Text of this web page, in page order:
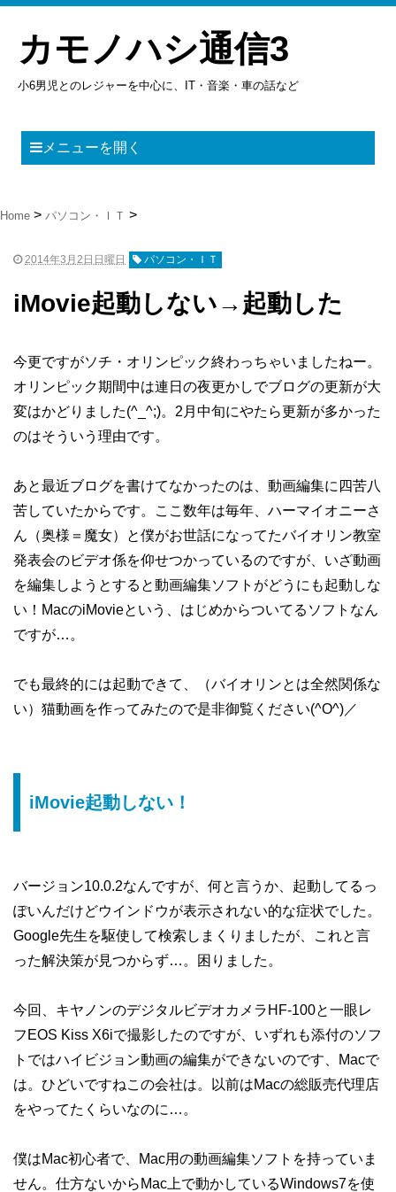
カモノハシ通信3
小6男児とのレジャーを中心に、IT・音楽・車の話など
メニューを開く
Home パソコン・ＩＴ
2014年3月2日日曜日 パソコン・ＩＴ
iMovie起動しない→起動した
今更ですがソチ・オリンピック終わっちゃいましたねー。
オリンピック期間中は連日の夜更かしでブログの更新が大
変はかどりました(^_^;)。2月中旬にやたら更新が多かった
のはそういう理由です。
あと最近ブログを書けてなかったのは、動画編集に四苦八
苦していたからです。ここ数年は毎年、ハーマイオニーさ
ん（奥様＝魔女）と僕がお世話になってたバイオリン教室
発表会のビデオ係を仰せつかっているのですが、いざ動画
を編集しようとすると動画編集ソフトがどうにも起動しな
い！MacのiMovieという、はじめからついてるソフトなん
ですが…。
でも最終的には起動できて、（バイオリンとは全然関係な
い）猫動画を作ってみたので是非御覧ください(^O^)／
iMovie起動しない！
バージョン10.0.2なんですが、何と言うか、起動してるっ
ぽいんだけどウインドウが表示されない的な症状でした。
Google先生を駆使して検索しまくりましたが、これと言
った解決策が見つからず…。困りました。
今回、キヤノンのデジタルビデオカメラHF-100と一眼レ
フEOS Kiss X6iで撮影したのですが、いずれも添付のソフ
トではハイビジョン動画の編集ができないのです、Macで
は。ひどいですねこの会社は。以前はMacの総販売代理店
をやってたくらいなのに…。
僕はMac初心者で、Mac用の動画編集ソフトを持っていま
せん。仕方ないからMac上で動かしているWindows7を使